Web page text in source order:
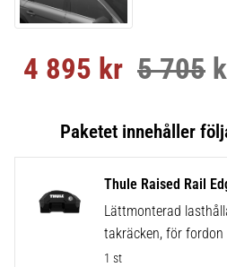
Nedsatt pris:
4 895 kr Ordinarie
5 705
Thule Raised Rail
Lättmonterad
takräcken, för fordon
1 st